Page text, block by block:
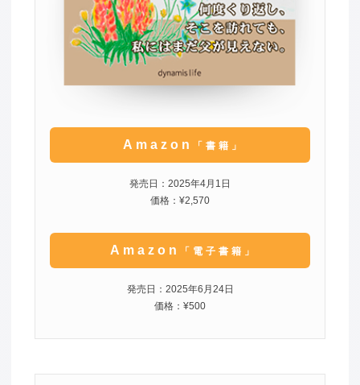
Amazon 「書籍」
発売日：2025年4月1日
価格：¥2,570
Amazon 「電子書籍」
発売日：2025年6月24日
価格：¥500